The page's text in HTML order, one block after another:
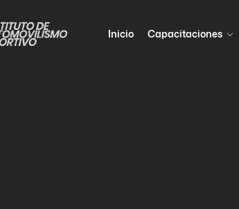
Inicio Capacitaciones